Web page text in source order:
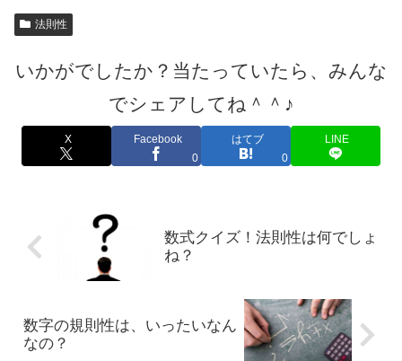
法則性
いかがでしたか？当たっていたら、みんな
でシェアしてね＾＾♪
X
Facebook
0
はてブ
0
LINE
数式クイズ！法則性は何でしょ
ね？
数字の規則性は、いったいなん
なの？